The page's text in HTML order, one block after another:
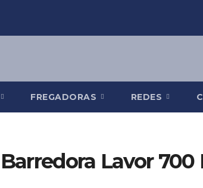
FREGADORAS REDES
Barredora Lavor 700